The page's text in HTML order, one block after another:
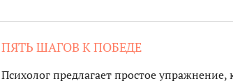
ПЯТЬ ШАГОВ К ПОБЕДЕ
Психолог предлагает простое